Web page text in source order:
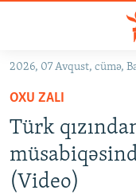
Əsas
qayıt
Əsas
naviqasiyaya
qayıt
Axtarışa
#İZAHLA
KORRUPSIOMETR
#ƏSLINDƏ
2026, 07 Avqust, cümə,
OXU ZALI
Türk
(Video)